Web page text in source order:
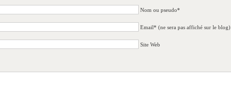
Nom ou pseudo*
Email* (ne sera pas affiché sur le blog)
Site Web